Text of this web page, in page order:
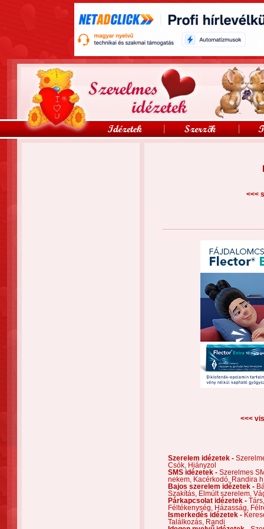
<<<
<<<
Szerelem idézetek -
Csók,
Hiányzol
SMS idézetek - Szerelmes
nekem,
Kacérkodó,
Randira
Bajos szerelem idézetek -
Szakítás,
Elmúlt szerelem,
Párkapcsolat idézetek -
Féltékenység,
Házasság,
Ismerkedés idézetek -
Találkozás,
Randi